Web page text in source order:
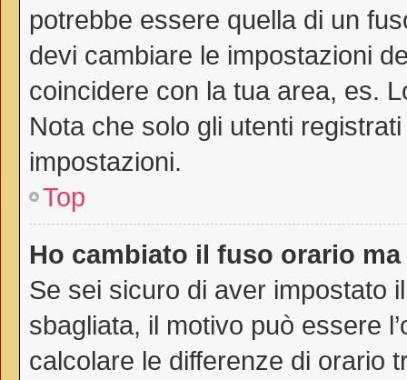
potrebbe essere quella di un
devi cambiare le impostazioni
coincidere con la tua area, es.
Nota che solo gli utenti
impostazioni.
Top
Ho cambiato il fuso orario
Se sei sicuro di aver impostato
sbagliata, il motivo può essere
calcolare le differenze di orario